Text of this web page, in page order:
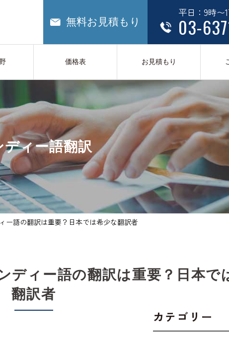
無料お見積もり
平日：9時〜
03-
価格表 お見積もり
ディー語翻訳
ー語の翻訳は重要？日本では希少な翻訳者
ディー語の翻訳は重要？日本で
翻訳者
カテゴリー